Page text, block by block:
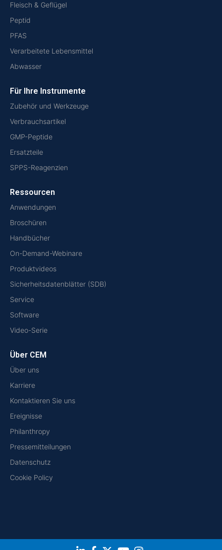
Fleisch & Geflügel
Peptid
PFAS
Verarbeitete Lebensmittel
Abwasser
Für Ihre Instrumente
Zubehör und Werkzeuge
Verbrauchsartikel
GMP-Peptide
Ersatzteile
SPPS-Reagenzien
Ressourcen
Anwendungen
Broschüren
Handbücher
On-Demand-Webinare
Produktvideos
Sicherheitsdatenblätter (SDB)
Service
Software
Video-Serie
Über CEM
Über uns
Karriere
Kontaktieren Sie uns
Ereignisse
Philanthropy
Pressemitteilungen
Datenschutz
Cookie Policy